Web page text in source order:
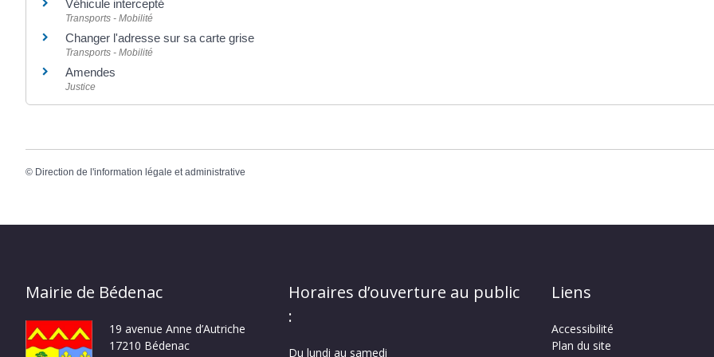
Véhicule intercepté
Transports - Mobilité
Changer l'adresse sur sa carte grise
Transports - Mobilité
Amendes
Justice
© Direction de l'information légale et administrative
Mairie de Bédenac
19 avenue Anne d’Autriche
17210 Bédenac
Horaires d’ouverture au public
:
Du lundi au samedi
Liens
Accessibilité
Plan du site